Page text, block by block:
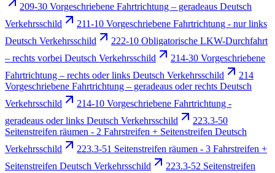
209-30 Vorgeschriebene Fahrtrichtung – geradeaus Deutsch
Verkehrsschild
211-10 Vorgeschriebene Fahrtrichtung - nur links
Deutsch Verkehrsschild
222-10 Obligatorische LKW-Durchfahrt
– rechts vorbei Deutsch Verkehrsschild
214-30 Vorgeschriebene
Fahrtrichtung – rechts oder links Deutsch Verkehrsschild
214
Vorgeschriebene Fahrtrichtung – geradeaus oder rechts Deutsch
Verkehrsschild
214-10 Vorgeschriebene Fahrtrichtung -
geradeaus oder links Deutsch Verkehrsschild
223.3-50
Seitenstreifen räumen - 2 Fahrstreifen + Seitenstreifen Deutsch
Verkehrsschild
223.3-51 Seitenstreifen räumen - 3 Fahrstreifen +
Seitenstreifen Deutsch Verkehrsschild
223.3-52 Seitenstreifen